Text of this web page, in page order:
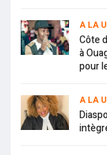
A LA
Côte
à
pour
A LA